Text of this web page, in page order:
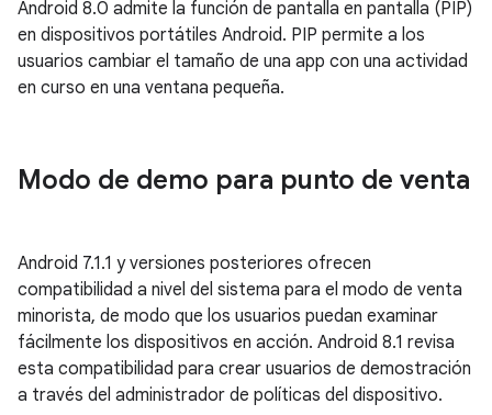
Android 8.0 admite la función de pantalla en pantalla (PIP)
en dispositivos portátiles Android. PIP permite a los
usuarios cambiar el tamaño de una app con una actividad
en curso en una ventana pequeña.
Modo de demo para punto de venta
Android 7.1.1 y versiones posteriores ofrecen
compatibilidad a nivel del sistema para el modo de venta
minorista, de modo que los usuarios puedan examinar
fácilmente los dispositivos en acción. Android 8.1 revisa
esta compatibilidad para crear usuarios de demostración
a través del administrador de políticas del dispositivo.